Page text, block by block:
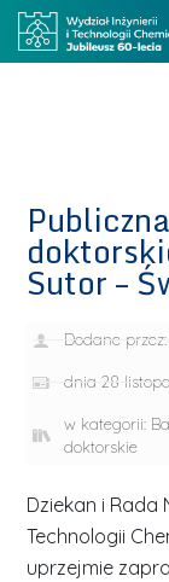
Sutor –
Dodane przez:
dnia 28
w kategorii:
doktorskie
Dziekan i Rada
Technologii
uprzejmie